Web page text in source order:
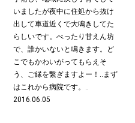
いましたが夜中に住処から抜け
出して車道近くで大鳴きしてた
らしいです。べったり甘えん坊
で、誰かいないと鳴きます。ど
こでもかわいがってもらえそ
う、ご縁を繋ぎますよー！‥まず
はこれから病院です。‥
2016.06.05